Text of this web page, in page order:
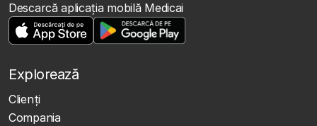
Descarcă aplicația mobilă Medicai
Explorează
Clienţi
Compania